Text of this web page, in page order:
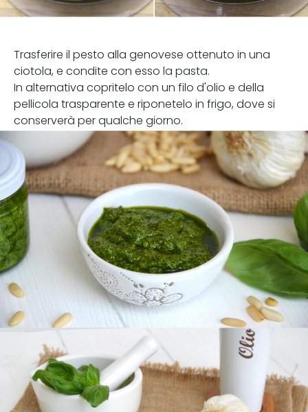
Trasferire il pesto alla genovese ottenuto in una
ciotola, e condite con esso la pasta.
In alternativa copritelo con un filo d'olio e della
pellicola trasparente e riponetelo in frigo, dove si
conserverà per qualche giorno.